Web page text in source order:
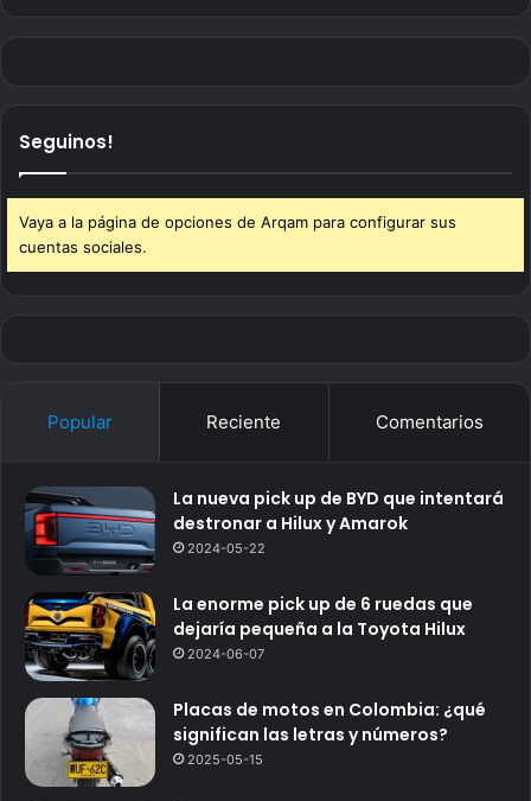
Seguinos!
Vaya a la página de opciones de Arqam para configurar sus
cuentas sociales.
Popular Reciente Comentarios
La nueva pick up de BYD que intentará
destronar a Hilux y Amarok
2024-05-22
La enorme pick up de 6 ruedas que
dejaría pequeña a la Toyota Hilux
2024-06-07
Placas de motos en Colombia: ¿qué
significan las letras y números?
2025-05-15